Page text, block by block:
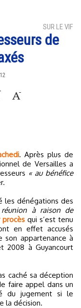
SUR LE VIF
de
. Après plus de
de Versailles a
« au bénéfice
les dénégations des
à raison de
procès qui s’est tenu
en effet accusés
son appartenance à
2008 à Guyancourt
caché sa déception
faire appel dans un
du jugement si le
la décision.